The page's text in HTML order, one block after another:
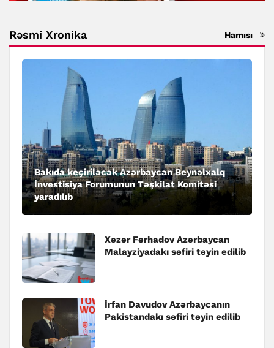
Rəsmi Xronika Hamısı
Bakıda keçiriləcək Azərbaycan Beynəlxalq
İnvestisiya Forumunun Təşkilat Komitəsi
yaradılıb
Xəzər Fərhadov Azərbaycan
Malayziyadakı səfiri təyin edilib
İrfan Davudov Azərbaycanın
Pakistandakı səfiri təyin edilib